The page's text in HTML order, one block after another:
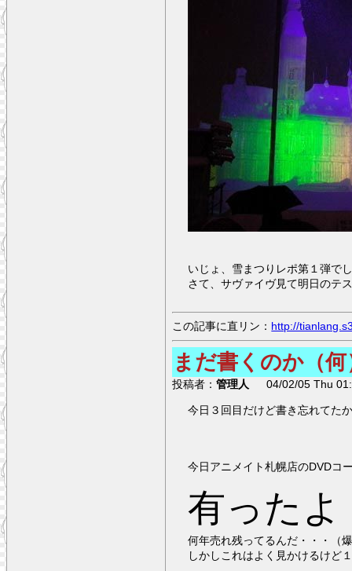
いじょ、雪まつりレポ第１弾で
さて、サヴァイヴ見て明日のテ
この記事に直リン： http://
まだ書くのか（何
投稿者：管理人 04/02/05 Thu
今日３回目だけど書き忘れてた
今日アニメイト札幌店のDVDコ
有ったよ
何年売れ残ってるんだ・・・（
しかしこれはよく見かけるけど